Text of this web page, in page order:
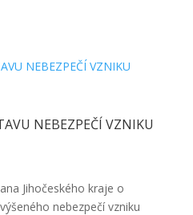
NEBEZPEČÍ VZNIKU
Jihočeského kraje o
nebezpečí vzniku